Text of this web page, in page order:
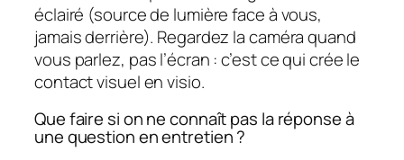
éclairé (source de lumière face à vous,
jamais derrière). Regardez la caméra quand
vous parlez, pas l’écran : c’est ce qui crée le
contact visuel en visio.
Que faire si on ne connaît pas la réponse à
une question en entretien ?